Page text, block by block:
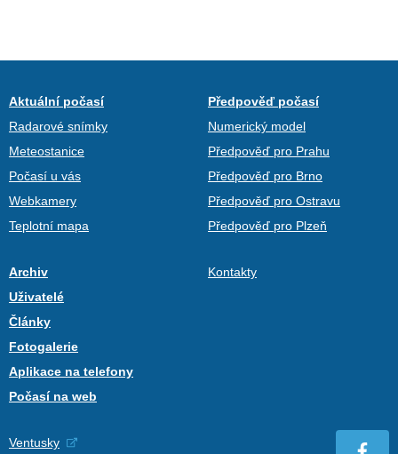
Aktuální počasí
Radarové snímky
Meteostanice
Počasí u vás
Webkamery
Teplotní mapa
Předpověď počasí
Numerický model
Předpověď pro Prahu
Předpověď pro Brno
Předpověď pro Ostravu
Předpověď pro Plzeň
Archiv
Uživatelé
Články
Fotogalerie
Aplikace na telefony
Počasí na web
Kontakty
Ventusky